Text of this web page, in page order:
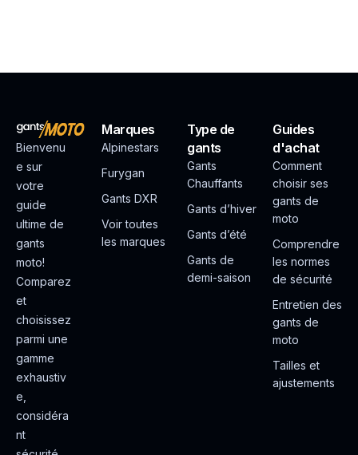
Bienvenu
e sur
votre
guide
ultime de
gants
moto!
Comparez
et
choisissez
parmi une
gamme
exhaustiv
e,
considéra
nt
Marques
Alpinestars
Furygan
Gants DXR
Voir toutes
les marques
Type de
gants
Gants
Chauffants
Gants d’hiver
Gants d’été
Gants de
demi-saison
Guides
d'achat
Comment
choisir ses
gants de
moto
Comprendre
les normes
de sécurité
Entretien des
gants de
moto
Tailles et
ajustements